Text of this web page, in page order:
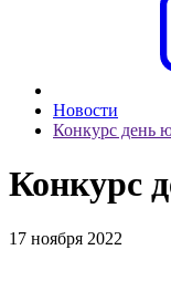
Новости
Конкурс день
Конкурс
17 ноября 2022